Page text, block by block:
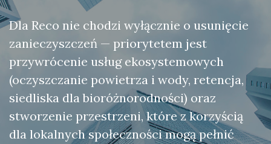
Dla Reco nie chodzi wyłącznie o usunięcie
zanieczyszczeń — priorytetem jest
przywrócenie usług ekosystemowych
(oczyszczanie powietrza i wody, retencja,
siedliska dla bioróżnorodności) oraz
stworzenie przestrzeni, które z korzyścią
dla lokalnych społeczności mogą pełnić